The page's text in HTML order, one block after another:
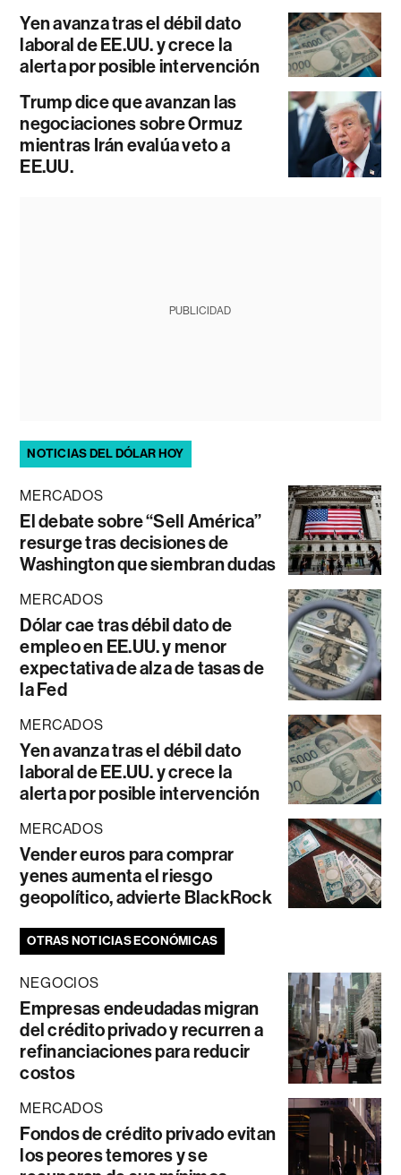
Yen avanza tras el débil dato
laboral de EE.UU. y crece la
alerta por posible intervención
Trump dice que avanzan las
negociaciones sobre Ormuz
mientras Irán evalúa veto a
EE.UU.
PUBLICIDAD
NOTICIAS DEL DÓLAR HOY
MERCADOS
El debate sobre “Sell América”
resurge tras decisiones de
Washington que siembran dudas
MERCADOS
Dólar cae tras débil dato de
empleo en EE.UU. y menor
expectativa de alza de tasas de
la Fed
MERCADOS
Yen avanza tras el débil dato
laboral de EE.UU. y crece la
alerta por posible intervención
MERCADOS
Vender euros para comprar
yenes aumenta el riesgo
geopolítico, advierte BlackRock
OTRAS NOTICIAS ECONÓMICAS
NEGOCIOS
Empresas endeudadas migran
del crédito privado y recurren a
refinanciaciones para reducir
costos
MERCADOS
Fondos de crédito privado evitan
los peores temores y se